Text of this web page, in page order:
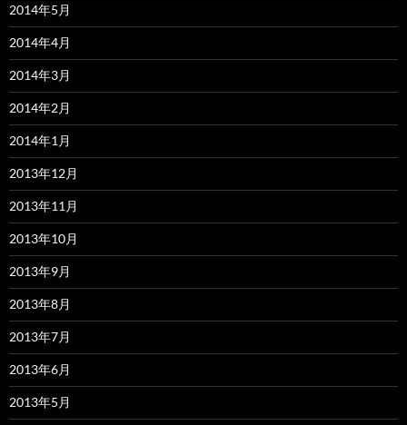
2014年5月
2014年4月
2014年3月
2014年2月
2014年1月
2013年12月
2013年11月
2013年10月
2013年9月
2013年8月
2013年7月
2013年6月
2013年5月